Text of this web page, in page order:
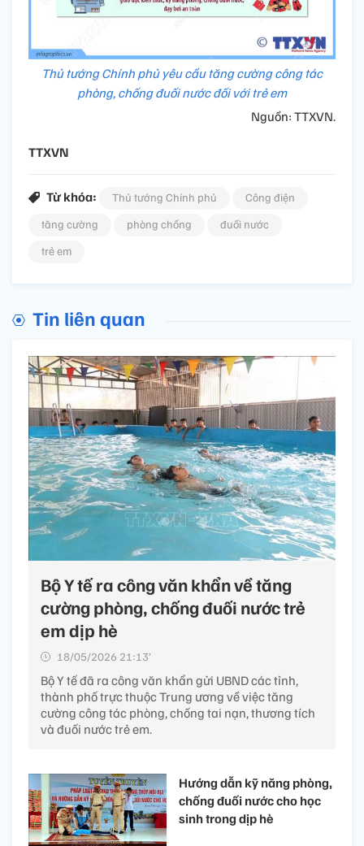
Thủ tướng Chính phủ yêu cầu tăng cường công tác
phòng, chống đuối nước đối với trẻ em
Nguồn: TTXVN.
TTXVN
Từ khóa: Thủ tướng Chính phủ
Công điện
tăng cường
phòng chống
đuối nước
trẻ em
Tin liên quan
Bộ Y tế ra công văn khẩn về tăng
cường phòng, chống đuối nước trẻ
em dịp hè
18/05/2026 21:13’
Bộ Y tế đã ra công văn khẩn gửi UBND các tỉnh,
thành phố trực thuộc Trung ương về việc tăng
cường công tác phòng, chống tai nạn, thương tích
và đuối nước trẻ em.
Hướng dẫn kỹ năng phòng,
chống đuối nước cho học
sinh trong dịp hè